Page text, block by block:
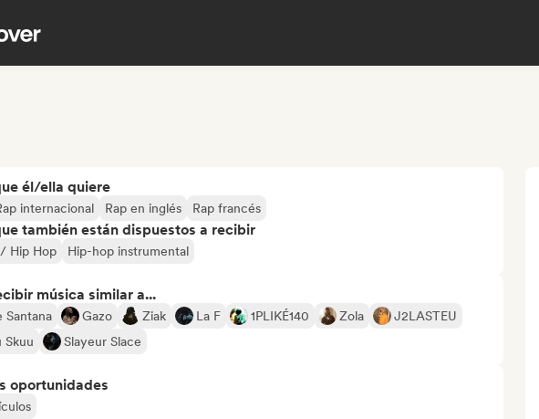
él/ella quiere
internacional Rap en inglés Rap francés
también están dispuestos a recibir
Hip Hop Hip-hop instrumental
música similar a...
Santana Gazo Ziak La F 1PLIKÉ140 Zola
J2LASTEU
Skuu
Slayeur Slace
oportunidades